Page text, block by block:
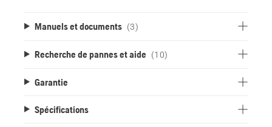
Manuels et documents (3)
Recherche de pannes et aide (10)
Garantie
Spécifications